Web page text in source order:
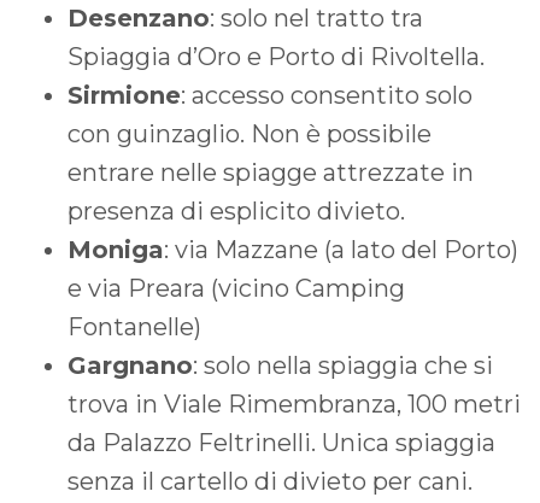
Desenzano: solo nel tratto tra
Spiaggia d’Oro e Porto di Rivoltella.
Sirmione: accesso consentito solo
con guinzaglio. Non è possibile
entrare nelle spiagge attrezzate in
presenza di esplicito divieto.
Moniga: via Mazzane (a lato del Porto)
e via Preara (vicino Camping
Fontanelle)
Gargnano: solo nella spiaggia che si
trova in Viale Rimembranza, 100 metri
da Palazzo Feltrinelli. Unica spiaggia
senza il cartello di divieto per cani.